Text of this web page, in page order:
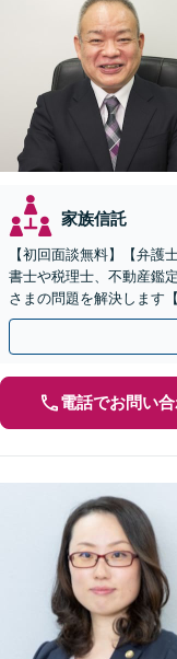
家族信託
【初回面談無料】【弁護
書士や税理士、不動産鑑
さまの問題を解決します
します。適宜公証人も呼
電話でお問い